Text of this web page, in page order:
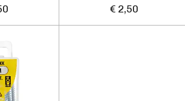
€ 2,50